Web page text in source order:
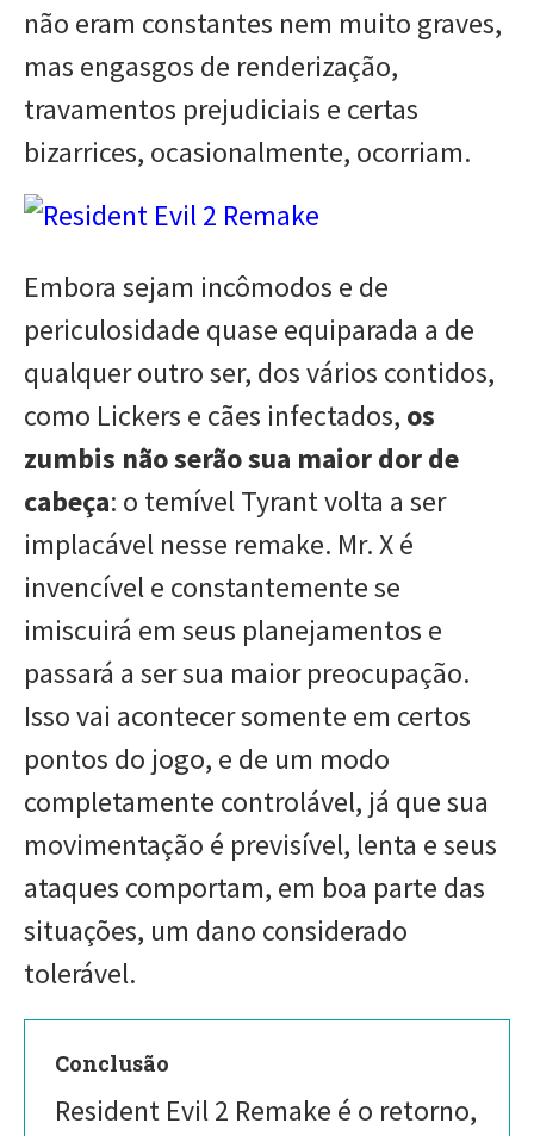
não eram constantes nem muito graves,
mas engasgos de renderização,
travamentos prejudiciais e certas
bizarrices, ocasionalmente, ocorriam.
Embora sejam incômodos e de
periculosidade quase equiparada a de
qualquer outro ser, dos vários contidos,
como Lickers e cães infectados, os
zumbis não serão sua maior dor de
cabeça: o temível Tyrant volta a ser
implacável nesse remake. Mr. X é
invencível e constantemente se
imiscuirá em seus planejamentos e
passará a ser sua maior preocupação.
Isso vai acontecer somente em certos
pontos do jogo, e de um modo
completamente controlável, já que sua
movimentação é previsível, lenta e seus
ataques comportam, em boa parte das
situações, um dano considerado
tolerável.
Conclusão
Resident Evil 2 Remake é o retorno,